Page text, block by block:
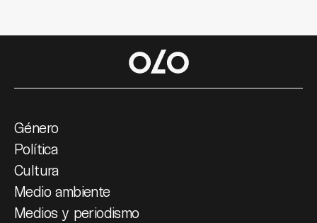
Género
Política
Cultura
Medio ambiente
Medios y periodismo